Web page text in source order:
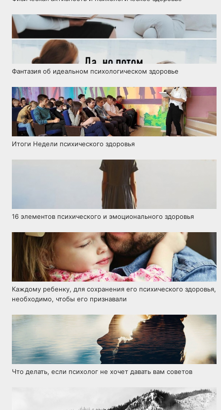
Фантазия об идеальном психологическом здоровье
Итоги Недели психического здоровья
16 элементов психического и эмоционального здоровья
Каждому ребенку, для сохранения его психического здоровья,
необходимо, чтобы его признавали
Что делать, если психолог не хочет давать вам советов